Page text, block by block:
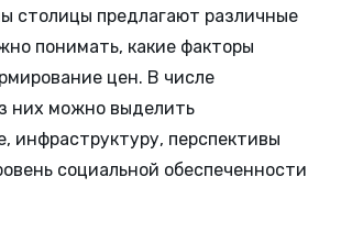
столицы предлагают различные
понимать, какие факторы
цен. В числе
них можно выделить
инфраструктуру, перспективы
социальной обеспеченности